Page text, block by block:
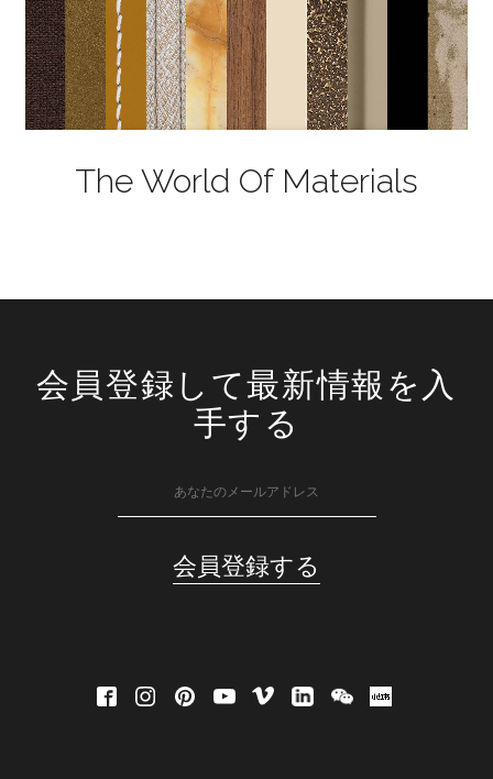
The World Of Materials
会員登録して最新情報を入
手する